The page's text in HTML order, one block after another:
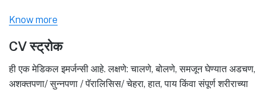
Know more
CV स्ट्रोक
ही एक मेडिकल इमर्जन्सी आहे. लक्षणे: चालणे, बोलणे, समजून घेण्यात अडचण,
अशक्तपणा/ सुन्नपणा / पॅरालिसिस/ चेहरा, हात, पाय किंवा संपूर्ण शरीराच्या